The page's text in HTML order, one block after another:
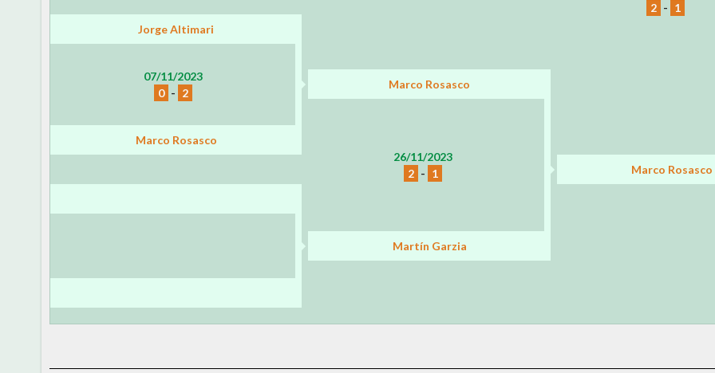
2 - 1
Jorge Altimari
07/11/2023
0 - 2
Marco Rosasco
26/11/2023
2 - 1
Marco Rosasco
Marco Rosasco
Martín Garzia